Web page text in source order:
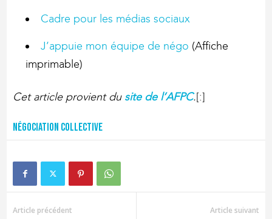
Cadre pour les médias sociaux
J’appuie mon équipe de négo (Affiche
imprimable)
Cet article provient du site de l’AFPC.[:]
Négociation collective
Article précédent Article suivant